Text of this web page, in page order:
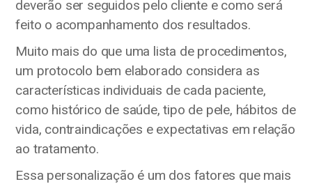
deverão ser seguidos pelo cliente e como será
feito o acompanhamento dos resultados.
Muito mais do que uma lista de procedimentos,
um protocolo bem elaborado considera as
características individuais de cada paciente,
como histórico de saúde, tipo de pele, hábitos de
vida, contraindicações e expectativas em relação
ao tratamento.
Essa personalização é um dos fatores que mais